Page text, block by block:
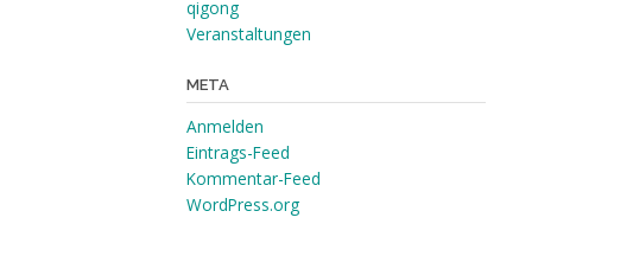
qigong
Veranstaltungen
META
Anmelden
Eintrags-Feed
Kommentar-Feed
WordPress.org